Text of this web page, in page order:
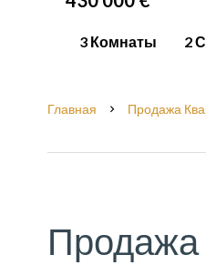
3 Комнаты 2
Главная Продажа
Продажа